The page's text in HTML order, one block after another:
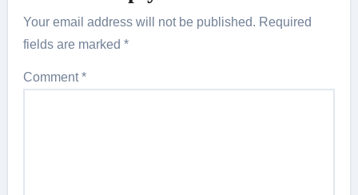
Your email address will not be published. Required
fields are marked*
Comment*